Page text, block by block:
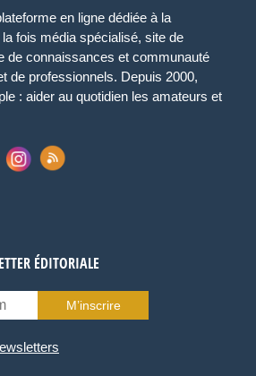
en ligne dédiée à la
la fois média spécialisé, site de
de connaissances et communauté
de professionnels. Depuis 2000,
: aider au quotidien les amateurs et
ÉDITORIALE
M’inscrire